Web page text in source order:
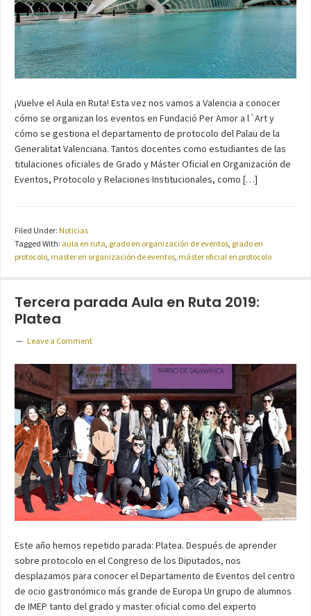
¡Vuelve el Aula en Ruta! Esta vez nos vamos a Valencia a conocer
cómo se organizan los eventos en Fundació Per Amor a l´Art y
cómo se gestiona el departamento de protocolo del Palau de la
Generalitat Valenciana. Tantos docentes como estudiantes de las
titulaciones oficiales de Grado y Máster Oficial en Organización de
Eventos, Protocolo y Relaciones Institucionales, como […]
Filed Under: Noticias
Tagged With: aula en ruta, grado en organización de eventos, grado en
protocolo, master en organización de eventos, máster oficial en protocolo
Tercera parada Aula en Ruta 2019:
Platea
Leave a Comment
Este año hemos repetido parada: Platea. Después de aprender
sobre protocolo en el Congreso de los Diputados, nos
desplazamos para conocer el Departamento de Eventos del centro
de ocio gastronómico más grande de Europa Un grupo de alumnos
de IMEP tanto del grado y master oficial como del experto